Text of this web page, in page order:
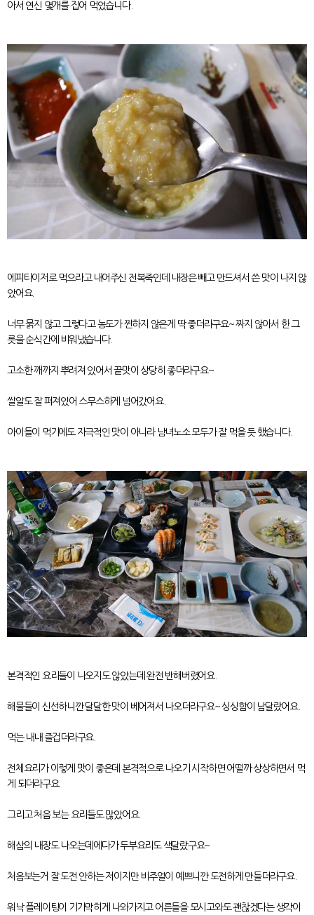
아서 연신 몇개를 집어 먹었습니다.
에피타이저로 먹으라고 내어주신 전복죽인데 내장은 빼고 만드셔서 쓴 맛이 나지 않
았어요.
너무 묽지 않고 그렇다고 농도가 찐하지 않은게 딱 좋더라구요~ 짜지 않아서 한 그
릇을 순식간에 비워냈습니다.
고소한 깨까지 뿌려져 있어서 끝맛이 상당히 좋더라구요~
쌀알도 잘 퍼져있어 스무스하게 넘어갔어요.
아이들이 먹기에도 자극적인 맛이 아니라 남녀노소 모두가 잘 먹을 듯 했습니다.
본격적인 요리들이 나오지도 않았는데 완전 반해버렸어요.
해물들이 신선하니깐 달달한 맛이 베어져서 나오더라구요~ 싱싱함이 남달랐어요.
먹는 내내 즐겁더라구요.
전체요리가 이렇게 맛이 좋은데 본격적으로 나오기 시작하면 어떨까 상상하면서 먹
게 되더라구요.
그리고 처음 보는 요리들도 많았어요.
해삼의 내장도 나오는데에다가 두부요리도 색달랐구요~
처음보는거 잘 도전 안하는 저이지만 비주얼이 예쁘니깐 도전하게 만들더라구요.
워낙 플레이팅이 기가막히게 나와가지고 어른들을 모시고와도 괜찮겠다는 생각이